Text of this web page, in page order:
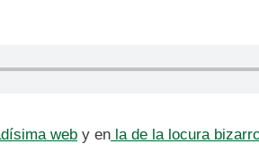
web y en la de la locura